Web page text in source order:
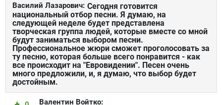
Василий Лазарович: Сегодня готовится
национальный отбор песни. Я думаю, на
следующей неделе будет представлена
творческая группа людей, которые вместе со мной
будут заниматься выбором песни.
Профессиональное жюри сможет проголосовать за
ту песню, которая больше всего понравится - как
все происходит на "Евровидении". Песен очень
много предложили, и, я думаю, что выбор будет
достойным.
Валентин Войтко: